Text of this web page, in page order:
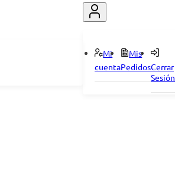
Mi
cuenta
Mis
PedidosCerrar
Sesión